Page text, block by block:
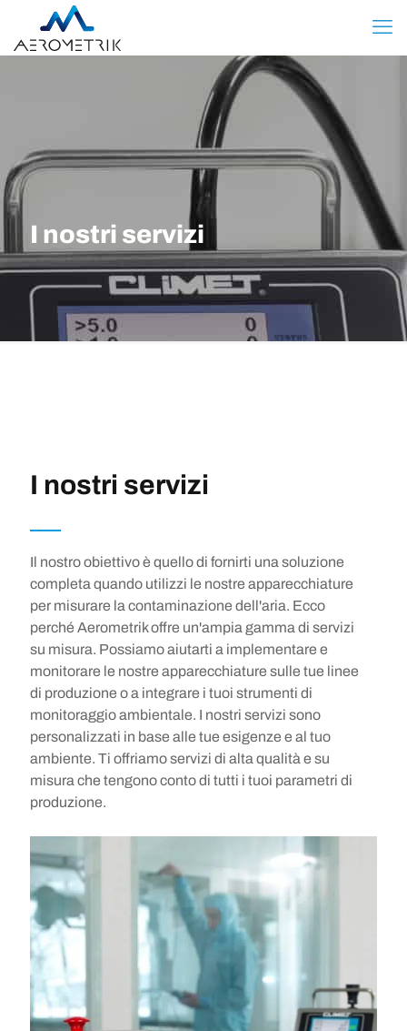
I nostri servizi
I nostri servizi
Il nostro obiettivo è quello di fornirti una soluzione
completa quando utilizzi le nostre apparecchiature
per misurare la contaminazione dell'aria. Ecco
perché Aerometrik offre un'ampia gamma di servizi
su misura. Possiamo aiutarti a implementare e
monitorare le nostre apparecchiature sulle tue linee
di produzione o a integrare i tuoi strumenti di
monitoraggio ambientale. I nostri servizi sono
personalizzati in base alle tue esigenze e al tuo
ambiente. Ti offriamo servizi di alta qualità e su
misura che tengono conto di tutti i tuoi parametri di
produzione.